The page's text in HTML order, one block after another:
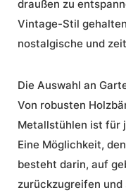
draußen zu
Vintage-Stil
nostalgische und
Die Auswahl an
Von robusten
Metallstühlen ist für
Eine Möglichkeit,
besteht darin, auf
zurückzugreifen